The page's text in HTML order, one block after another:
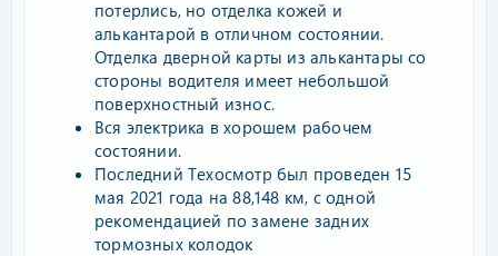
потерлись, но отделка кожей и
алькантарой в отличном состоянии.
Отделка дверной карты из алькантары со
стороны водителя имеет небольшой
поверхностный износ.
Вся электрика в хорошем рабочем
состоянии.
Последний Техосмотр был проведен 15
мая 2021 года на 88,148 км, с одной
рекомендацией по замене задних
тормозных колодок